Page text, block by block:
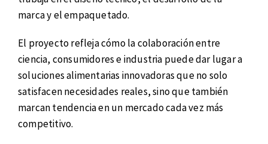
marca y el empaquetado.
El proyecto refleja cómo la colaboración entre
ciencia, consumidores e industria puede dar lugar a
soluciones alimentarias innovadoras que no solo
satisfacen necesidades reales, sino que también
marcan tendencia en un mercado cada vez más
competitivo.